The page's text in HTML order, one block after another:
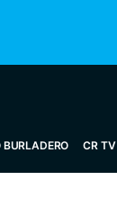
BURLADERO CR TV